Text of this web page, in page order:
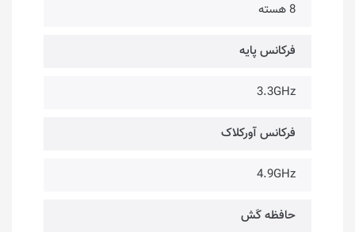
8 هسته
فرکانس پایه
3.3GHz
فرکانس آورکلاک
4.9GHz
حافظه کَش